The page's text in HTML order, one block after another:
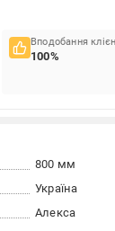
Вподобання
100%
800 мм
Україна
Алекса